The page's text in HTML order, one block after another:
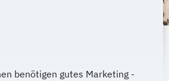
benötigen gutes Marketing -